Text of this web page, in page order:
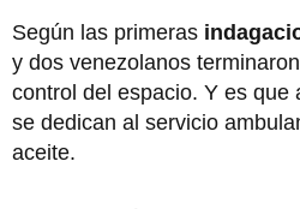
Según las primeras
y dos venezolanos
control del espacio. Y es que
se dedican al servicio
aceite.